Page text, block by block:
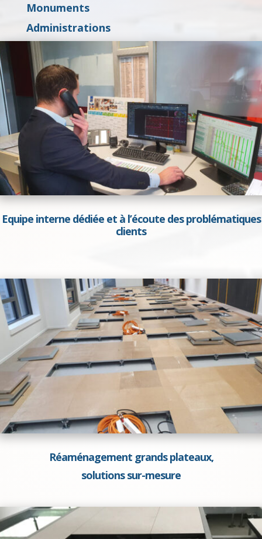
Monuments
Administrations
Equipe interne dédiée et à l’écoute des problématiques
clients
Réaménagement grands plateaux,
solutions sur-mesure